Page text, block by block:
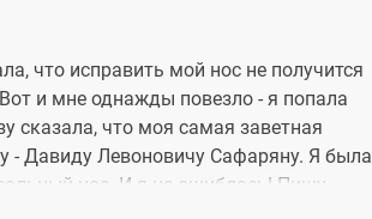
что исправить мой нос не получится
и мне однажды повезло - я попала
сказала, что моя самая заветная
- Давиду Левоновичу Сафаряну. Я была
нос. И я не ошиблась! Пишу,
Ринопластика у доктора Сафаряна -